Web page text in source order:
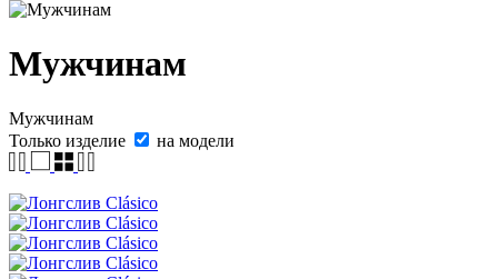
Мужчинам
Мужчинам
Только изделие
на модели